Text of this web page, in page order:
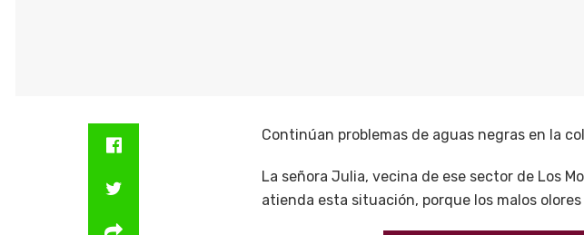
Continúan problemas de aguas negras en la
La señora Julia, vecina de ese sector de Los
atienda esta situación, porque los malos